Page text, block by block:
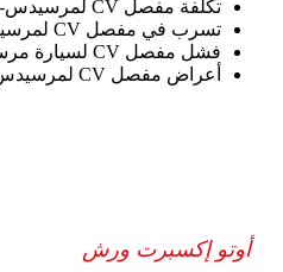
تكلفة مفصل CV لمرسيدس-بنز SLK300
تسرب في مفصل CV لمرسيدس-بنز SLK300
فشل مفصل CV لسيارة مرسيدس-بنز SLK300
أعراض مفصل CV لمرسيدس-بنز SLK300
أوتو إكسبرت ورش